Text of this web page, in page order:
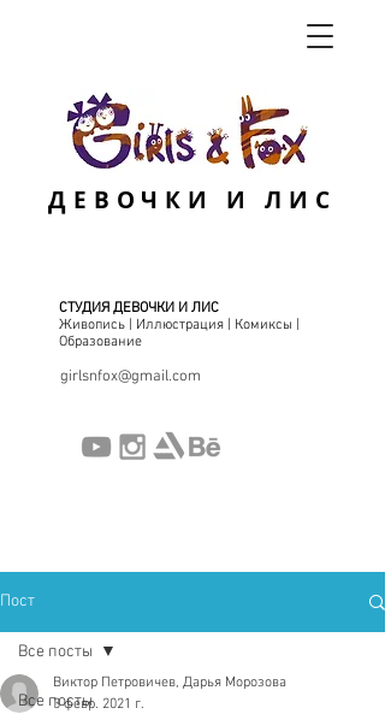
СТУДИЯ ДЕВОЧКИ И ЛИС
Живопись | Иллюстрация | Комиксы |
Образование
girlsnfox@gmail.com
ДЕВОЧКИ И ЛИС
Пост
Все посты
Все посты
Виктор Петровичев, Дарья Морозова
3 февр. 2021 г.